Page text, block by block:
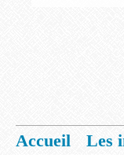
Accueil
Les